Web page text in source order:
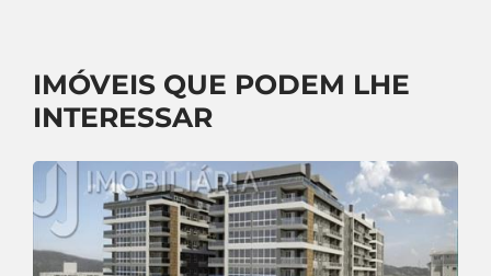
IMÓVEIS QUE PODEM LHE
INTERESSAR